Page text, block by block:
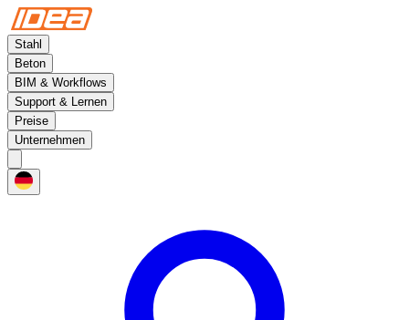
Stahl
Beton
BIM & Workflows
Support & Lernen
Preise
Unternehmen